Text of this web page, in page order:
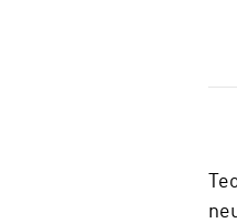
a